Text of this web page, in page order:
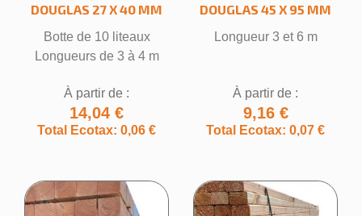
DOUGLAS 27 X 40 MM
Botte de 10 liteaux
Longueurs de 3 à 4 m
À partir de :
14,04 €
Total Ecotax: 0,06 €
DOUGLAS 45 X 95 MM
Longueur 3 et 6 m
À partir de :
9,16 €
Total Ecotax: 0,07 €